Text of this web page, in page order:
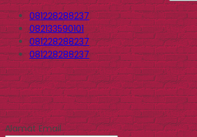
081228288237
082133590101
081228288237
081228288237
Alamat Email